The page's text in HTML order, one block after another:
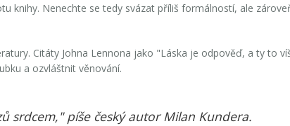
knihy. Nenechte se tedy svázat příliš formálností, ale
Citáty Johna Lennona jako "Láska je odpověď, a ty to
a ozvláštnit věnování.
srdcem," píše český autor Milan Kundera.